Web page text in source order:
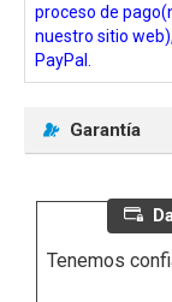
proceso de
nuestro sitio
PayPal.
Garantía
Tenemos